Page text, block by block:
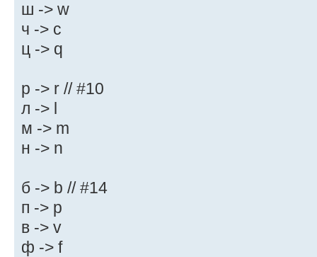
ш -> w
ч -> c
ц -> q
р -> r // #10
л -> l
м -> m
н -> n
б -> b // #14
п -> p
в -> v
ф -> f